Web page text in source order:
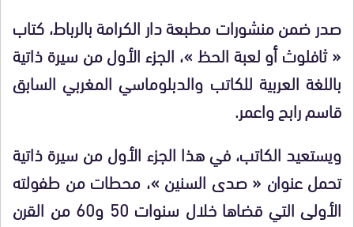
صدر ضمن منشورات مطبعة دار الكرامة بالرباط، كتاب
« ثافلوث أو لعبة الحظ »، الجزء الأول من سيرة ذاتية
باللغة العربية للكاتب والدبلوماسي المغربي السابق
قاسم رابح واعمر.
ويستعيد الكاتب، في هذا الجزء الأول من سيرة ذاتية
تحمل عنوان « صدى السنين »، محطات من طفولته
الأولى التي قضاها خلال سنوات 50 و60 من القرن